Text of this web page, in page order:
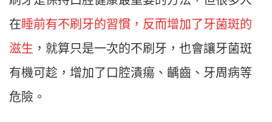
在睡前有不刷牙的習慣，反而增加了牙菌斑的
滋生 ，就算只是一次的不刷牙，也會讓牙菌斑
有機可趁，增加了口腔潰瘍、齲齒、牙周病等
危險。